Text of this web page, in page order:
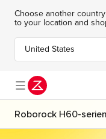
Choose another
to your location and
United States
Choose your country
Dela din storhet för att
Spara massor – Saros 10R
Använd kod RRASP-
Läs mer här!
Roborock H60-serien